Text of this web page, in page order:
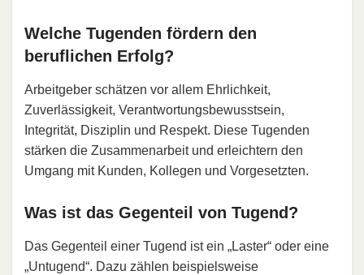
Welche Tugenden fördern den
beruflichen Erfolg?
Arbeitgeber schätzen vor allem Ehrlichkeit,
Zuverlässigkeit, Verantwortungsbewusstsein,
Integrität, Disziplin und Respekt. Diese Tugenden
stärken die Zusammenarbeit und erleichtern den
Umgang mit Kunden, Kollegen und Vorgesetzten.
Was ist das Gegenteil von Tugend?
Das Gegenteil einer Tugend ist ein „Laster“ oder eine
„Untugend“. Dazu zählen beispielsweise